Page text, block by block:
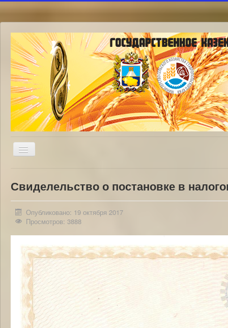
Включить/
выключить
Свиделельство о постановке в
Опубликовано: 19 октября 2017
Просмотров: 3888